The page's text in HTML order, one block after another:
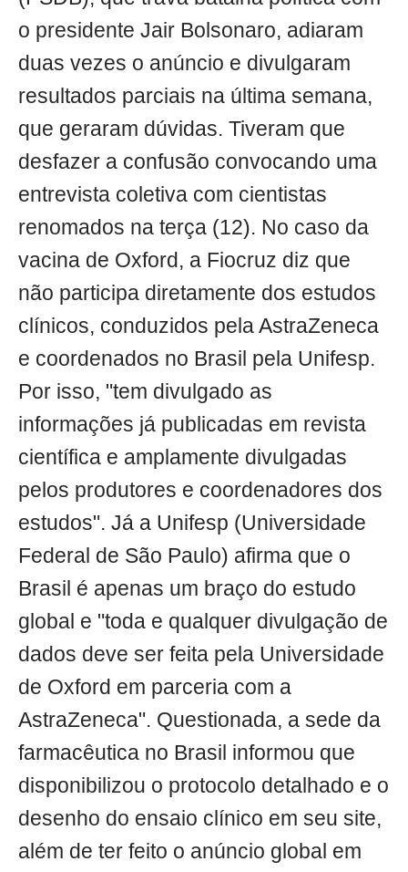
o presidente Jair Bolsonaro, adiaram
duas vezes o anúncio e divulgaram
resultados parciais na última semana,
que geraram dúvidas. Tiveram que
desfazer a confusão convocando uma
entrevista coletiva com cientistas
renomados na terça (12). No caso da
vacina de Oxford, a Fiocruz diz que
não participa diretamente dos estudos
clínicos, conduzidos pela AstraZeneca
e coordenados no Brasil pela Unifesp.
Por isso, "tem divulgado as
informações já publicadas em revista
científica e amplamente divulgadas
pelos produtores e coordenadores dos
estudos". Já a Unifesp (Universidade
Federal de São Paulo) afirma que o
Brasil é apenas um braço do estudo
global e "toda e qualquer divulgação de
dados deve ser feita pela Universidade
de Oxford em parceria com a
AstraZeneca". Questionada, a sede da
farmacêutica no Brasil informou que
disponibilizou o protocolo detalhado e o
desenho do ensaio clínico em seu site,
além de ter feito o anúncio global em